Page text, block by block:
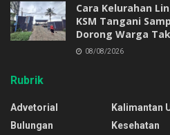
Cara Kelurahan
KSM Tangani
Dorong Warga
08/08/2026
Rubrik
Advetorial
Bulungan
Kalimantan
Kesehatan